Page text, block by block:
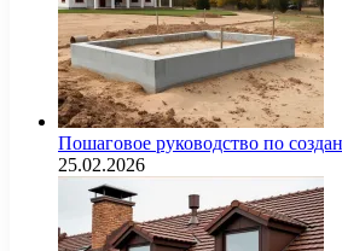
Пошаговое руководство по
25.02.2026